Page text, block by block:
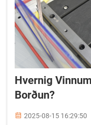
Hvernig
Borðun?
2025-08-15 16:29:50